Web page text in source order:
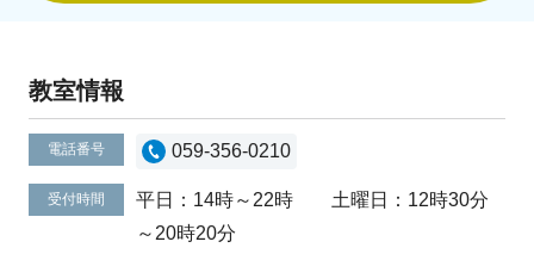
教室情報
電話番号 059-356-0210
受付時間
平日：14時～22時 土曜日：12時30分
～20時20分